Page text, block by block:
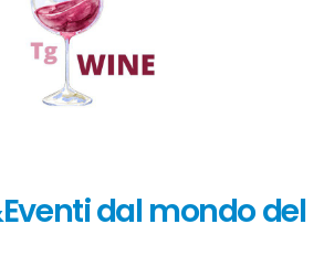
dal mondo del